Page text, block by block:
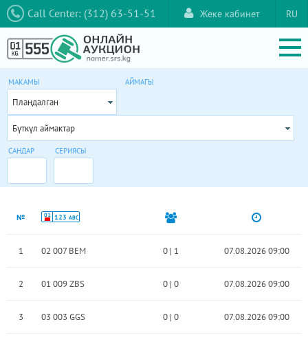
Call Center: (312) 63-51-51 RU
Жеке кабинет
МАКАМЫ
Пландалган
АЙМАГЫ
Бүткүл аймактар
САНДАР СЕРИЯСЫ
№ 01 123 ABC
1 02 007 BEM 0| 1 07.08.2026 09:00
2 01 009 ZBS 0| 0 07.08.2026 09:00
3 03 003 GGS 0| 0 07.08.2026 09:00